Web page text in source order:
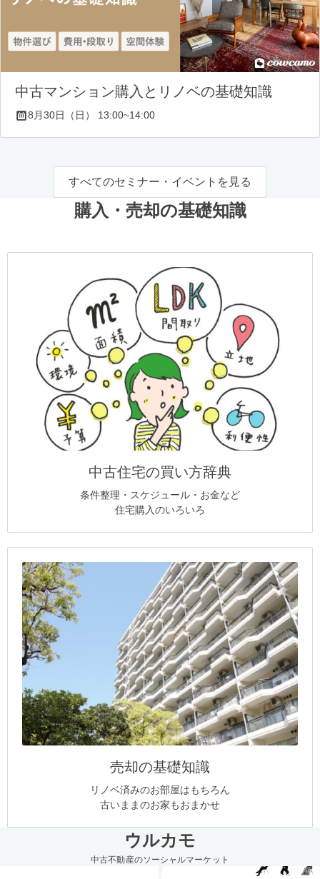
中古マンション購入とリノベの基礎知識
8月30日（日） 13:00~14:00
すべてのセミナー・イベントを見る
購入・売却の基礎知識
中古住宅の買い方辞典
条件整理・スケジュール・お金など
住宅購入のいろいろ
売却の基礎知識
リノベ済みのお部屋はもちろん
古いままのお家もおまかせ
ウルカモ
中古不動産のソーシャルマーケット